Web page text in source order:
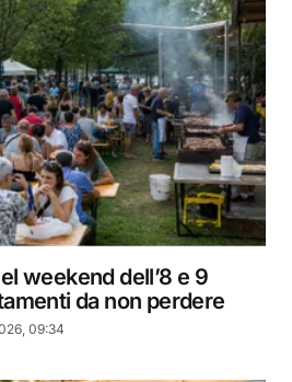
weekend dell’8 e 9
da non perdere
09:34